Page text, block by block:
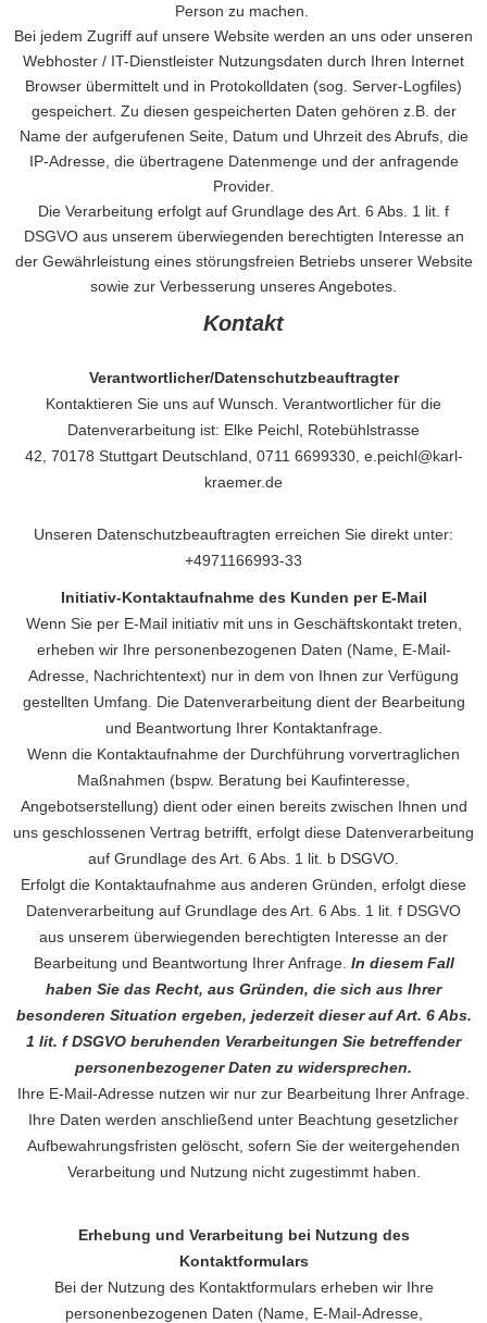
Person zu machen.
Bei jedem Zugriff auf unsere Website werden an uns oder unseren
Webhoster / IT-Dienstleister Nutzungsdaten durch Ihren Internet
Browser übermittelt und in Protokolldaten (sog. Server-Logfiles)
gespeichert. Zu diesen gespeicherten Daten gehören z.B. der
Name der aufgerufenen Seite, Datum und Uhrzeit des Abrufs, die
IP-Adresse, die übertragene Datenmenge und der anfragende
Provider.
Die Verarbeitung erfolgt auf Grundlage des Art. 6 Abs. 1 lit. f
DSGVO aus unserem überwiegenden berechtigten Interesse an
der Gewährleistung eines störungsfreien Betriebs unserer Website
sowie zur Verbesserung unseres Angebotes.
Kontakt
Verantwortlicher/Datenschutzbeauftragter
Kontaktieren Sie uns auf Wunsch. Verantwortlicher für die
Datenverarbeitung ist: Elke Peichl, Rotebühlstrasse
42, 70178 Stuttgart Deutschland, 0711 6699330, e.peichl@karl-
kraemer.de
Unseren Datenschutzbeauftragten erreichen Sie direkt unter:
+4971166993-33
Initiativ-Kontaktaufnahme des Kunden per E-Mail
Wenn Sie per E-Mail initiativ mit uns in Geschäftskontakt treten,
erheben wir Ihre personenbezogenen Daten (Name, E-Mail-
Adresse, Nachrichtentext) nur in dem von Ihnen zur Verfügung
gestellten Umfang. Die Datenverarbeitung dient der Bearbeitung
und Beantwortung Ihrer Kontaktanfrage.
Wenn die Kontaktaufnahme der Durchführung vorvertraglichen
Maßnahmen (bspw. Beratung bei Kaufinteresse,
Angebotserstellung) dient oder einen bereits zwischen Ihnen und
uns geschlossenen Vertrag betrifft, erfolgt diese Datenverarbeitung
auf Grundlage des Art. 6 Abs. 1 lit. b DSGVO.
Erfolgt die Kontaktaufnahme aus anderen Gründen, erfolgt diese
Datenverarbeitung auf Grundlage des Art. 6 Abs. 1 lit. f DSGVO
aus unserem überwiegenden berechtigten Interesse an der
Bearbeitung und Beantwortung Ihrer Anfrage. In diesem Fall
haben Sie das Recht, aus Gründen, die sich aus Ihrer
besonderen Situation ergeben, jederzeit dieser auf Art. 6 Abs.
1 lit. f DSGVO beruhenden Verarbeitungen Sie betreffender
personenbezogener Daten zu widersprechen.
Ihre E-Mail-Adresse nutzen wir nur zur Bearbeitung Ihrer Anfrage.
Ihre Daten werden anschließend unter Beachtung gesetzlicher
Aufbewahrungsfristen gelöscht, sofern Sie der weitergehenden
Verarbeitung und Nutzung nicht zugestimmt haben.
Erhebung und Verarbeitung bei Nutzung des
Kontaktformulars
Bei der Nutzung des Kontaktformulars erheben wir Ihre
personenbezogenen Daten (Name, E-Mail-Adresse,